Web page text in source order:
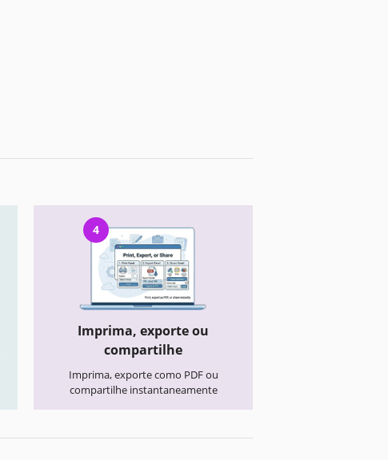
4
Imprima, exporte ou
compartilhe
Imprima, exporte como PDF ou
compartilhe instantaneamente